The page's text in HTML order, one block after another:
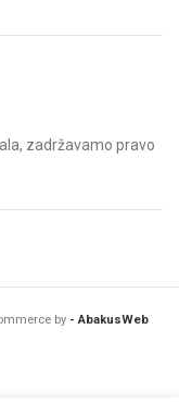
zadržavamo pravo
by - AbakusWeb